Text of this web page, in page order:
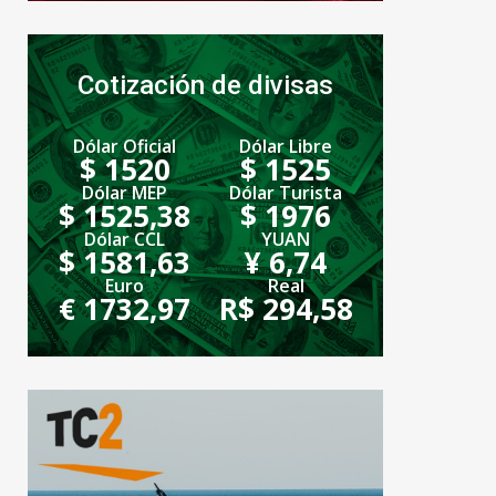
Cotización de divisas
Dólar Oficial
$ 1520
Dólar Libre
$ 1525
Dólar MEP
$ 1525,38
Dólar Turista
$ 1976
Dólar CCL
$ 1581,63
YUAN
¥ 6,74
Euro
€ 1732,97
Real
R$ 294,58